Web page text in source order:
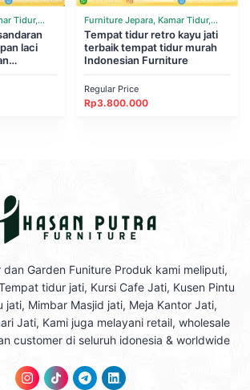
Tidur,
laci
Furniture Jepara, Kamar Tidur,
Tempat Tidur
Tempat tidur retro kayu jati
terbaik tempat tidur murah
Indonesian Furniture
Regular Price
Rp3.800.000
dan Garden Funiture Produk kami meliputi,
tidur jati, Kursi Cafe Jati, Kusen Pintu
jati, Mimbar Masjid jati, Meja Kantor Jati,
Jati, Kami juga melayani retail, wholesale
customer di seluruh idonesia & worldwide